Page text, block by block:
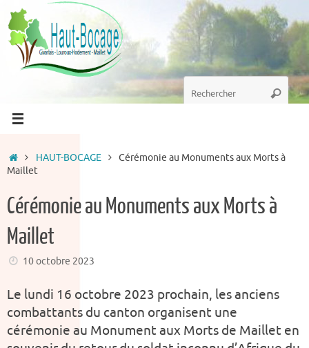
Passer
au
contenu
Recherche
pour
Accueil
HAUT-BOCAGE
Cérémonie au Monuments aux Morts à
Maillet
Cérémonie au Monuments aux Morts à
Maillet
10 octobre 2023
Le lundi 16 octobre 2023 prochain, les anciens
combattants du canton organisent une
cérémonie au Monument aux Morts de Maillet en